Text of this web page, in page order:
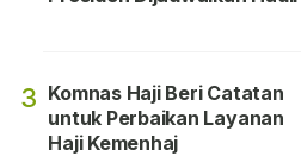
3 Komnas Haji Beri Catatan
untuk Perbaikan Layanan
Haji Kemenhaj